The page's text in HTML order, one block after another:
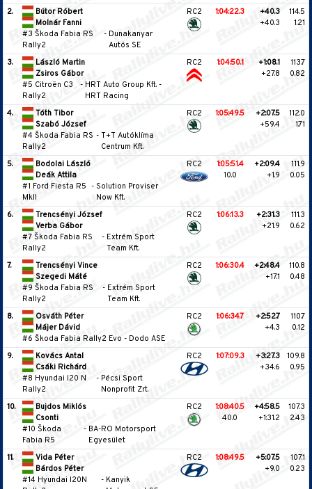
2.
Bútor Róbert
Molnár Fanni
#3 Škoda Fabia RS
Rally2
- Dunakanyar
Autós SE
RC2 1:04:22.3
+40.3
+40.3
114.5
1.21
3.
László Martin
Zsiros Gábor
#5 Citroën C3
Rally2
- HRT Auto Group Kft. -
HRT Racing
RC2 1:04:50.1
+1:08.1
+27.8
113.7
0.82
4.
Tóth Tibor
Szabó József
#4 Škoda Fabia RS
Rally2
-T+T Autóklíma
Centrum Kft.
RC2 1:05:49.5
+2:07.5
+59.4
112.0
1.71
5.
Bodolai László
Deák Attila
#1 Ford Fiesta R5
MkII
- Solution Proviser
Now Kft.
RC2
1:05:51.4
10.0
+2:09.4
+1.9
111.9
0.05
6.
Trencsényi József
Verba Gábor
#7 Škoda Fabia RS
Rally2
- Extrém Sport
Team Kft.
RC2 1:06:13.3
+2:31.3
+21.9
111.3
0.62
7.
Trencsényi Vince
Szegedi Máté
#9 Škoda Fabia RS
Rally2
- Extrém Sport
Team Kft.
RC2 1:06:30.4
+2:48.4
+17.1
110.8
0.48
8.
Osváth Péter
Májer Dávid
#6 Škoda Fabia Rally2 Evo - Dodo ASE
RC2 1:06:34.7
+2:52.7
+4.3
110.7
0.12
9.
Kovács Antal
Csáki Richárd
#8 Hyundai I20 N
Rally2
- Pécsi Sport
Nonprofit Zrt.
RC2 1:07:09.3
+3:27.3
+34.6
109.8
0.95
10.
Bujdos Miklós
Csonti
#10 Škoda
Fabia R5
- BA-RO Motorsport
Egyesület
RC2
1:08:40.5
40.0
+4:58.5
+1:31.2
107.3
2.43
11.
Vida Péter
Bárdos Péter
#14 Hyundai I20N
- Kanyik
RC2 1:08:49.5
+5:07.5
+9.0
107.1
0.23